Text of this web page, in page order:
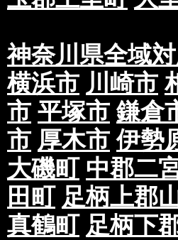
神奈川県全域
横浜市 川崎市
市 平塚市 鎌倉
市 厚木市 伊勢
大磯町 中郡二
田町 足柄上郡
真鶴町 足柄下